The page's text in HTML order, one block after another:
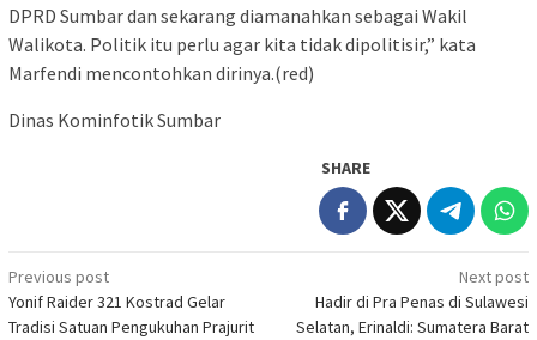
DPRD Sumbar dan sekarang diamanahkan sebagai Wakil
Walikota. Politik itu perlu agar kita tidak dipolitisir,” kata
Marfendi mencontohkan dirinya.(red)
Dinas Kominfotik Sumbar
SHARE
Post
navigation
Previous post
Yonif Raider 321 Kostrad Gelar
Tradisi Satuan Pengukuhan Prajurit
Next post
Hadir di Pra Penas di Sulawesi
Selatan, Erinaldi: Sumatera Barat